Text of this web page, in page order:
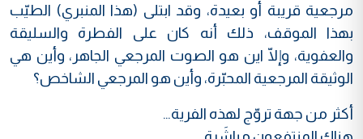
مرجعية قريبة أو بعيدة، وقد ابتلى (هذا المنبري) الطيّب
بهذا الموقف، ذلك أنه كان على الفطرة والسليقة
والعفوية، وإلّا اين هو الصوت المرجعي الجاهر، وأين هي
الوثيقة المرجعية المحبّرة، وأين هو المرجعي الشاخص؟
أكثر من جهة تروّج لهذه الفرية…